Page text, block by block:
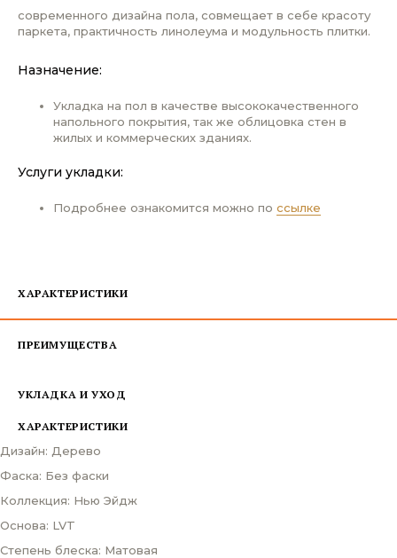
современного дизайна пола, совмещает в себе красоту
паркета, практичность линолеума и модульность плитки.
Назначение:
Укладка на пол в качестве высококачественного
напольного покрытия, так же облицовка стен в
жилых и коммерческих зданиях.
Услуги укладки:
Подробнее ознакомится можно по ссылке
ХАРАКТЕРИСТИКИ
ПРЕИМУЩЕСТВА
УКЛАДКА И УХОД
ХАРАКТЕРИСТИКИ
Дизайн: Дерево
Фаска: Без фаски
Коллекция: Нью Эйдж
Основа: LVT
Степень блеска: Матовая